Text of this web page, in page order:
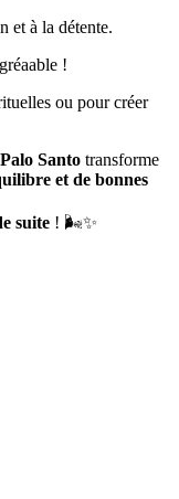
et à la détente.
!
ou pour créer
Palo Santo transforme
et de bonnes
suite ! 🌬️✨